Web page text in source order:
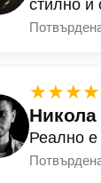
стилно и
Реално е